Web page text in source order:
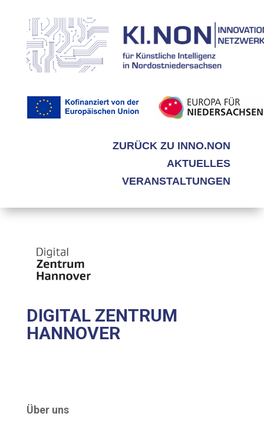
ZURÜCK ZU INNO.NON
AKTUELLES
VERANSTALTUNGEN
DIGITAL ZENTRUM
HANNOVER
Über uns